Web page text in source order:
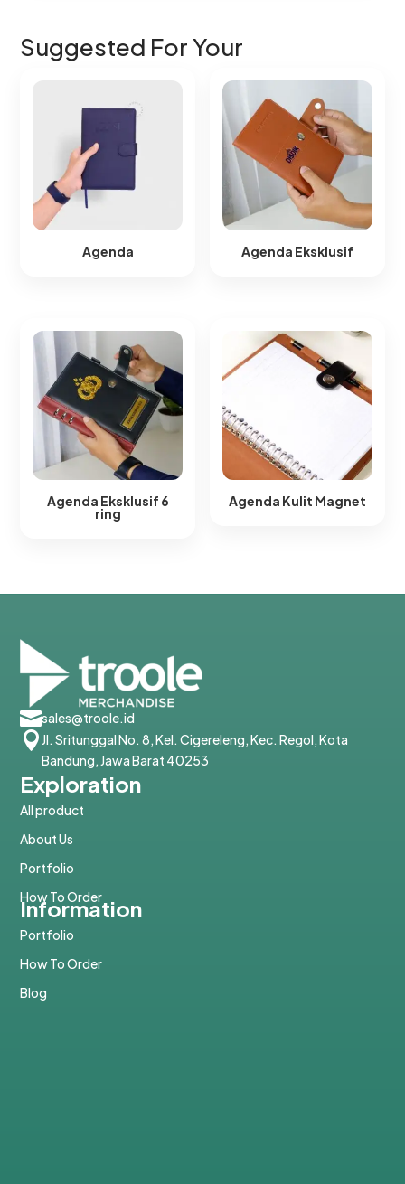
Suggested For Your
Agenda Agenda Eksklusif
Agenda Eksklusif 6
ring​
Agenda Kulit Magnet​
sales@troole.id
Jl. Sritunggal No. 8, Kel. Cigereleng, Kec. Regol, Kota
Bandung, Jawa Barat 40253
Exploration
All product
About Us
Portfolio
How To Order
Information
Portfolio
How To Order
Blog